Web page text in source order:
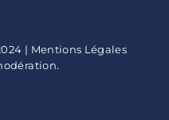
| Mentions Légales